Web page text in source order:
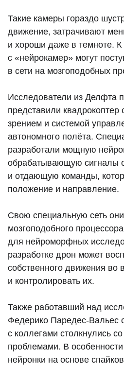
Такие камеры гораздо
движение, затрачивают
и хороши даже в темноте.
с «нейрокамер» могут
в сети на мозгоподобных
Исследователи из Делфта
представили
зрением и системой
автономного полёта.
разработали мощную
обрабатывающую сигналы
и отдающую команды,
положение и направление.
Свою специальную сеть
мозгоподобного
для нейроморфных
разработке дрон может
собственного движения во
и контролировать их.
Также работавший над
Федерико Паредес-Вальес
с коллегами столкнулись
проблемами. В
нейронки на основе